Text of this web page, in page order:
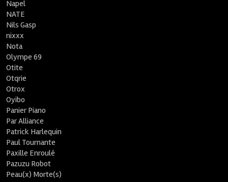
Napel
NATE
Nils Gasp
nixxx
Nota
Olympe 69
Otite
Otqrie
Otrox
Oyibo
Panier Piano
Par Alliance
Patrick Harlequin
Paul Tournante
Paxille Enroulé
Pazuzu Robot
Peau(x) Morte(s)